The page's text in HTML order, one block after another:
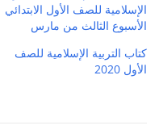
الإسلامية للصف الأول الابتدائي
الأسبوع الثالث من مارس
كتاب التربية الإسلامية للصف
الأول 2020